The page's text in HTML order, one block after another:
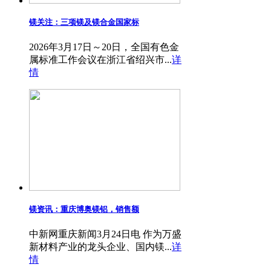
镁关注：三项镁及镁合金国家标
2026年3月17日～20日，全国有色金
属标准工作会议在浙江省绍兴市...详
情
镁资讯：重庆博奥镁铝，销售额
中新网重庆新闻3月24日电 作为万盛
新材料产业的龙头企业、国内镁...详
情